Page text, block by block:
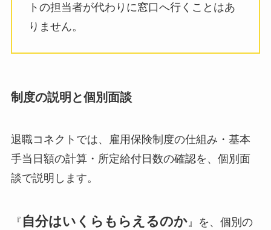
トの担当者が代わりに窓口へ行くことはあ
りません。
制度の説明と個別面談
退職コネクトでは、雇用保険制度の仕組み・基本
手当日額の計算・所定給付日数の確認を、個別面
談で説明します。
『 自分はいくらもらえるのか』を、個別の